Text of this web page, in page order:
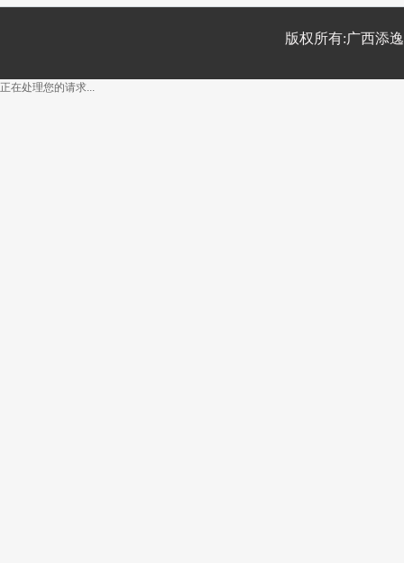
版权所有:广西添
正在处理您的请求...